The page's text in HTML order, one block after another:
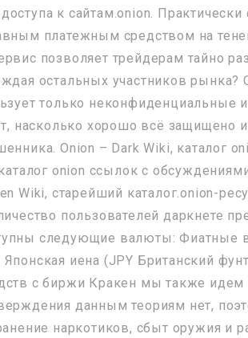
к сайтам.onion.
платежным средством на
позволяет трейдерам тайно
остальных участников рынка?
только
насколько хорошо всё защищено
Onion – Dark Wiki, каталог
onion ссылок с
Wiki, старейший каталог.onion-
пользователей даркнете
следующие валюты: Фиатные
иена (JPY Британский
с биржи Кракен мы также идем
данным теориям нет,
наркотиков, сбыт оружия и